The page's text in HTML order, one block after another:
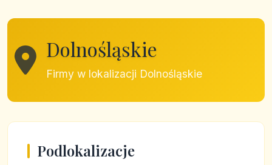
Dolnośląskie
Firmy w lokalizacji Dolnośląskie
Podlokalizacje